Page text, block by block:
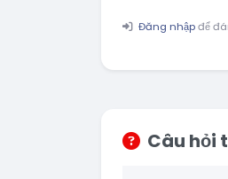
Đăng nhậpđể
Câu hỏi